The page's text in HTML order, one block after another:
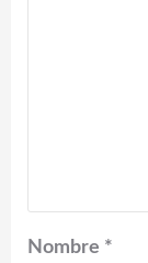
Nombre *